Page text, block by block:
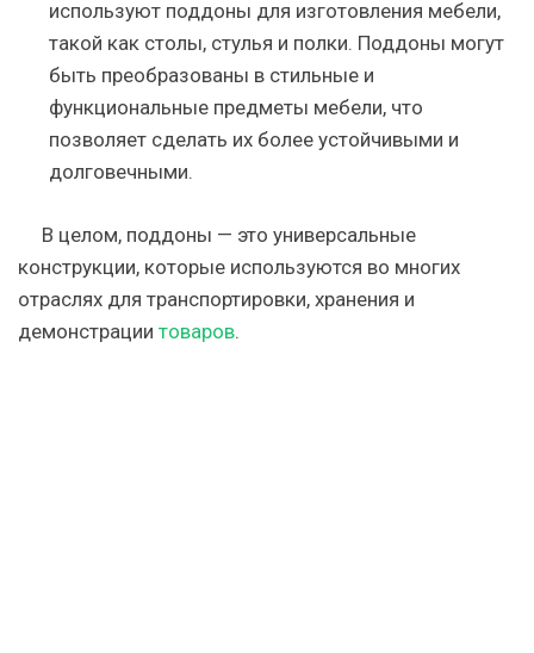
используют поддоны для изготовления мебели,
такой как столы, стулья и полки. Поддоны могут
быть преобразованы в стильные и
функциональные предметы мебели, что
позволяет сделать их более устойчивыми и
долговечными.
В целом, поддоны — это универсальные
конструкции, которые используются во многих
отраслях для транспортировки, хранения и
демонстрации товаров.